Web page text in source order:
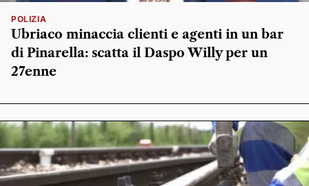
POLIZIA
Ubriaco minaccia clienti e agenti in un bar
di Pinarella: scatta il Daspo Willy per un
27enne